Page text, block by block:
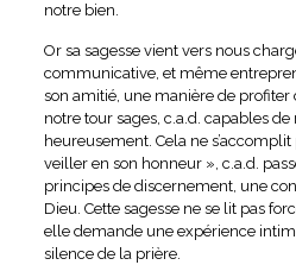
notre bien.
Or sa sagesse vient vers nous
communicative, et même
son amitié, une manière de profiter
notre tour sages, c.a.d. capables
heureusement. Cela ne
veiller en son honneur », c.a.d.
principes de discernement, une
Dieu. Cette sagesse ne se lit pas
elle demande une expérience
silence de la prière.